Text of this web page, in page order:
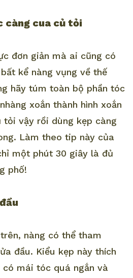
càng cua củ tỏi
đơn giản mà ai cũng có
kể nàng vụng về thế
hãy túm toàn bộ phần tóc
xoắn thành hình xoắn
tỏi vậy rồi dùng kẹp càng
Làm theo tip này của
một phút 30 giây là đủ
phố!
nàng có thể tham
đầu. Kiểu kẹp này thích
có mái tóc quá ngắn và